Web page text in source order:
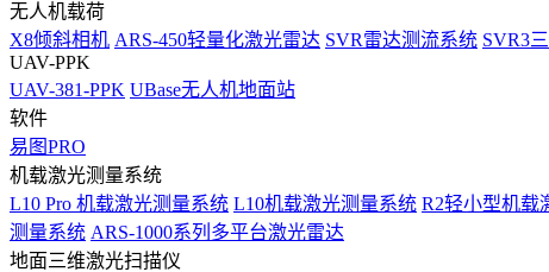
无人机载荷
X8倾斜相机 ARS-450轻量化激光雷达 SVR雷达测流系统 SVR3
UAV-PPK
UAV-381-PPK UBase无人机地面站
软件
易图PRO
机载激光测量系统
L10 Pro 机载激光测量系统 L10机载激光测量系统 R2轻小型机载
测量系统 ARS-1000系列多平台激光雷达
地面三维激光扫描仪